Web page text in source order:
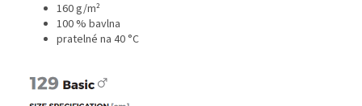
160 g/m²
100 % bavlna
pratelné na 40 °C